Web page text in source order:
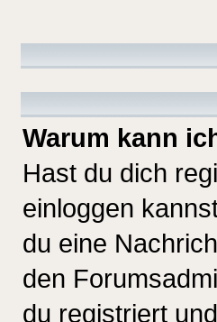
Warum kann
Hast du dich
einloggen
du eine
den
du registriert